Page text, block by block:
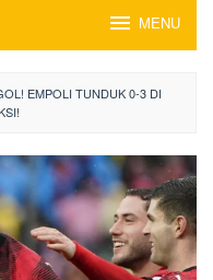
MENU
EMPOLI TUNDUK 0-3 DI